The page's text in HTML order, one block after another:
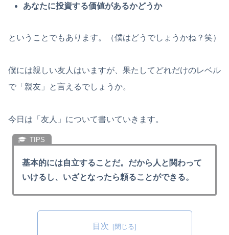
あなたに投資する価値があるかどうか
ということでもあります。（僕はどうでしょうかね？笑）
僕には親しい友人はいますが、果たしてどれだけのレベル
で「親友」と言えるでしょうか。
今日は「友人」について書いていきます。
基本的には自立することだ。だから人と関わって
いけるし、いざとなったら頼ることができる。
目次